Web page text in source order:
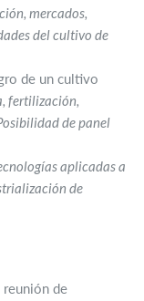
mercados,
del cultivo de
de un cultivo
fertilización,
de panel
aplicadas a
de
de